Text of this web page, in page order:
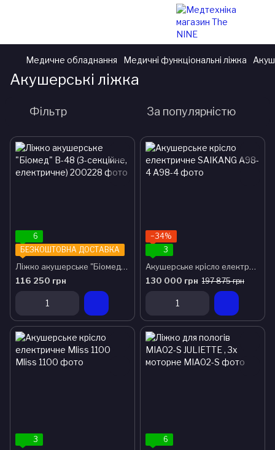
Медичне обладнання Медичні функціональні ліжка
Акушерські ліжка
Фільтр За популярністю
6
БЕЗКОШТОВНА ДОСТАВКА
Ліжко акушерське "Біомед" B-48 (3-секційне, електричне)
116 250 грн
−34%
3
Акушерське крісло електричне SAIKANG A98-4
130 000 грн 197 875 грн
3 6